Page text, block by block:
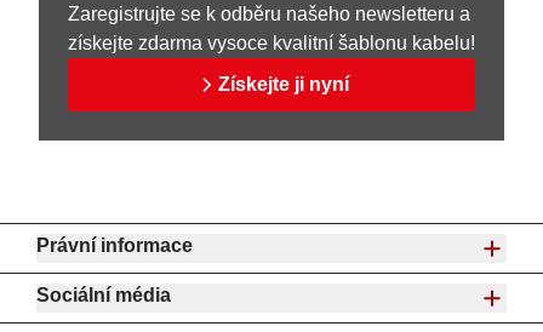
Zaregistrujte se k odběru našeho newsletteru a
získejte zdarma vysoce kvalitní šablonu kabelu!
Získejte ji nyní
Právní informace
Sociální média